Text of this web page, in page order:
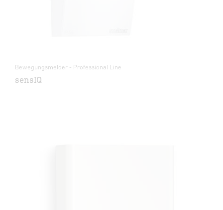
Bewegungsmelder - Professional Line
sensIQ